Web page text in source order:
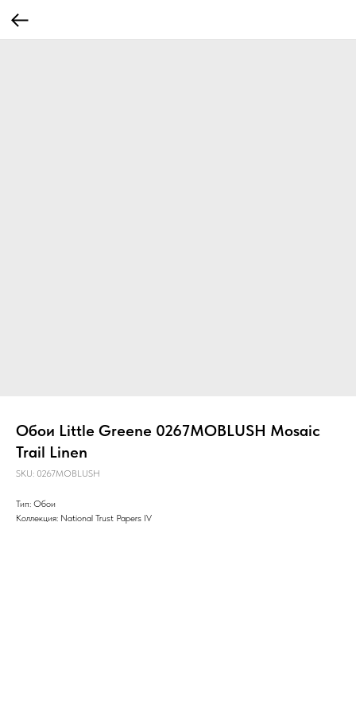
Обои Little Greene 0267MOBLUSH Mosaic
Trail Linen
SKU: 0267MOBLUSH
Тип: Обои
Коллекция: National Trust Papers IV